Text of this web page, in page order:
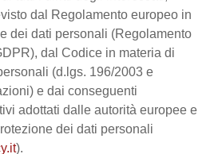
dal Regolamento europeo in
dei dati personali (Regolamento
dal Codice in materia di
(d.lgs. 196/2003 e
e dai conseguenti
adottati dalle autorità europee e
dei dati personali
).